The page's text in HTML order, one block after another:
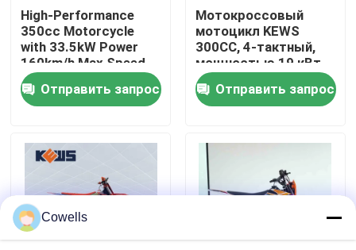
Свяжитесь мы
Блог
4 мотоцикла Enduro хода
Мотоциклы Enduro два приступа
Мотоциклы ралли
High-Performance
350cc Motorcycle
with 33.5kW Power
160km/h Max Speed
and 1460mm
Wheelbase for
Motocross
Отправить запрос
Мотокроссовый
мотоцикл KEWS
300CC, 4-тактный,
мощностью 19 кВт
Отправить запрос
Cowells